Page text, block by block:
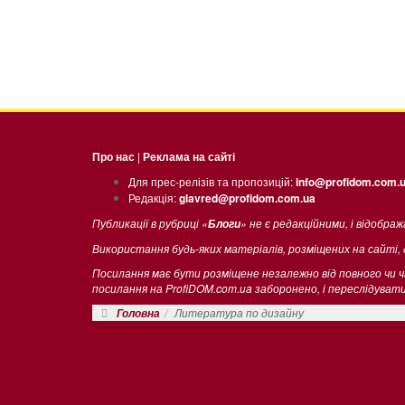
Про нас | Реклама на сайті
Для прес-релізів та пропозицій:
Редакція:glavred@profidom.com.ua
Публикації в рубриці «Блоги» не є редакційними, і
Використання будь-яких матеріалів, розміщених на
Посилання має бути розміщене незалежно від повного чи
посилання на ProfiDOM.com.ua заборонено, і
Головна
Литература по дизайну